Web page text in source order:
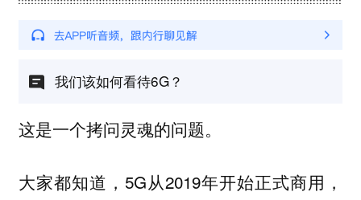
我们该如何看待6G？
这是一个拷问灵魂的问题。
大家都知道，5G从2019年开始正式商用，